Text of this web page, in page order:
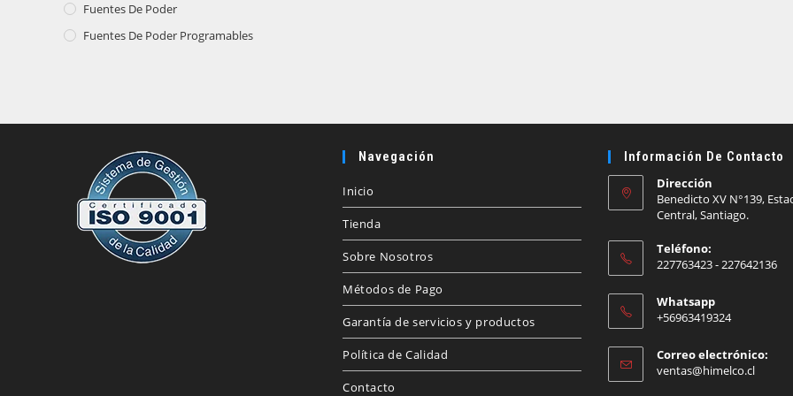
Fuentes De Poder
Fuentes De Poder Programables
Navegación
Inicio
Tienda
Sobre Nosotros
Métodos de Pago
Garantía de servicios y productos
Política de Calidad
Contacto
Información De Contacto
Dirección
Benedicto XV N°139,
Central, Santiago.
Teléfono:
227763423 - 227642136
Whatsapp
+56963419324
Correo electrónico:
ventas@himelco.clSe